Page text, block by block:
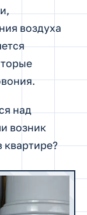
воздуха
над
возник
квартире?